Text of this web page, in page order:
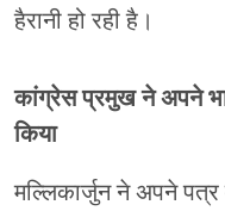
हैरानी हो रही है।
कांग्रेस प्रमुख ने अपने
किया
मल्लिकार्जुन ने अपने